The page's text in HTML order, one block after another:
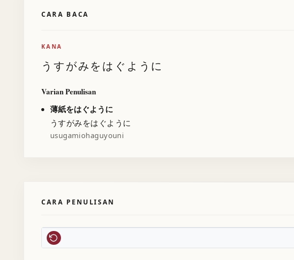
CARA BACA
KANA
うすがみをはぐように
Varian Penulisan
薄紙をはぐように
うすがみをはぐように
usugamiohaguyouni
CARA PENULISAN